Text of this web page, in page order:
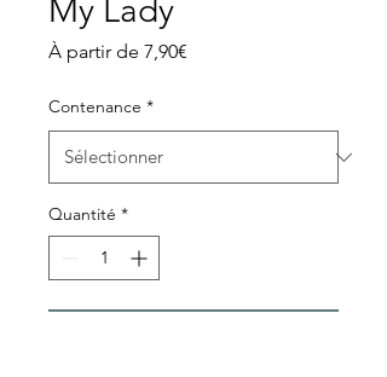
My Lady
À partir de 7,90€
Contenance *
Quantité *